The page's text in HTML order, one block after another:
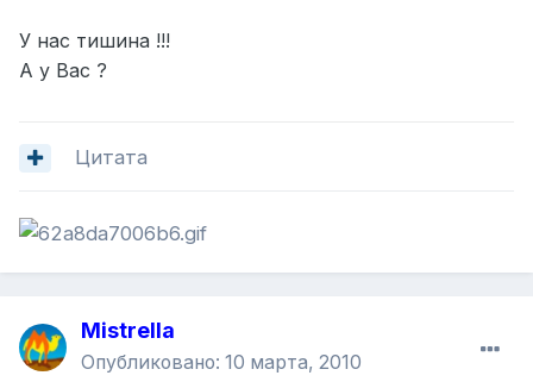
У нас тишина !!!
А у Вас ?
Цитата
Mistrella
Опубликовано: 10 марта, 2010